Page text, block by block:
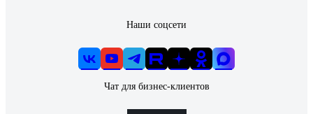
Наши соцсети
Чат для бизнес-клиентов